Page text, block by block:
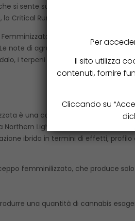
si sente sulle labbra. Subito dopo
Critical Runtz Femminizzata ti
Femminizzata sono ben bilanciati.
note di agrumi piccanti e buccia
i terpeni lasciano un aroma di
è una combinazione di quattro
Lights, NL #2, danno il loro
ibrida in termini di effetti, profilo
femminilizzato, che produce
una quantità di cannabis
Per
Il sito utilizza
contenuti, fornire
Cliccando su